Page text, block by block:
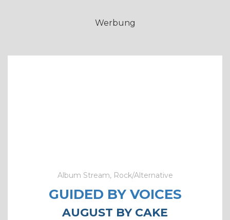
Werbung
Album Stream, Rock/Alternative
GUIDED BY VOICES
AUGUST BY CAKE